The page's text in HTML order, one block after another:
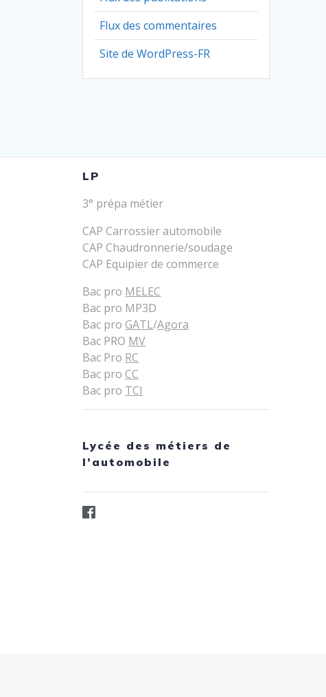
Flux des commentaires
Site de WordPress-FR
LP
3° prépa métier
CAP Carrossier automobile
CAP Chaudronnerie/soudage
CAP Equipier de commerce
Bac pro MELEC
Bac pro MP3D
Bac pro GATL/Agora
Bac PRO MV
Bac Pro RC
Bac pro CC
Bac pro TCI
Lycée des métiers de
l’automobile